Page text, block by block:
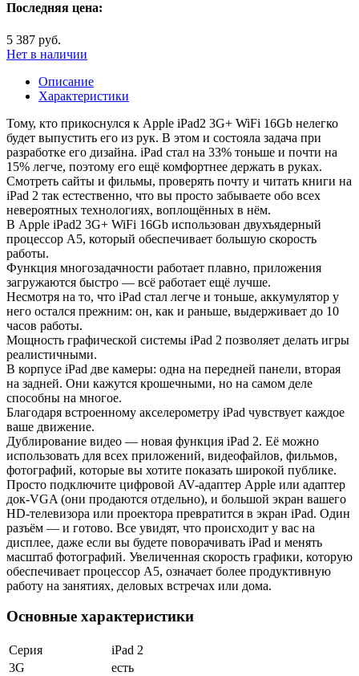
Последняя цена:
5 387 руб.
Нет в наличии
Описание
Характеристики
Тому, кто прикоснулся к Apple iPad2 3G+ WiFi 16Gb нелегко
будет выпустить его из рук. В этом и состояла задача при
разработке его дизайна. iPad стал на 33% тоньше и почти на
15% легче, поэтому его ещё комфортнее держать в руках.
Смотреть сайты и фильмы, проверять почту и читать книги на
iPad 2 так естественно, что вы просто забываете обо всех
невероятных технологиях, воплощённых в нём.
В Apple iPad2 3G+ WiFi 16Gb использован двухъядерный
процессор A5, который обеспечивает большую скорость
работы.
Функция многозадачности работает плавно, приложения
загружаются быстро — всё работает ещё лучше.
Несмотря на то, что iPad стал легче и тоньше, аккумулятор у
него остался прежним: он, как и раньше, выдерживает до 10
часов работы.
Мощность графической системы iPad 2 позволяет делать игры
реалистичными.
В корпусе iPad две камеры: одна на передней панели, вторая
на задней. Они кажутся крошечными, но на самом деле
способны на многое.
Благодаря встроенному акселерометру iPad чувствует каждое
ваше движение.
Дублирование видео — новая функция iPad 2. Её можно
использовать для всех приложений, видеофайлов, фильмов,
фотографий, которые вы хотите показать широкой публике.
Просто подключите цифровой AV-адаптер Apple или адаптер
док-VGA (они продаются отдельно), и большой экран вашего
HD-телевизора или проектора превратится в экран iPad. Один
разъём — и готово. Все увидят, что происходит у вас на
дисплее, даже если вы будете поворачивать iPad и менять
масштаб фотографий. Увеличенная скорость графики, которую
обеспечивает процессор A5, означает более продуктивную
работу на занятиях, деловых встречах или дома.
Основные характеристики
Серия
iPad 2
3G
есть